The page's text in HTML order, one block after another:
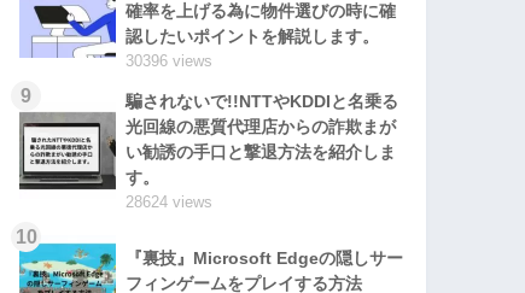
確率を上げる為に物件選びの時に確
認したいポイントを解説します。
30396 views
9
騙されないで!!NTTやKDDIと名乗る
光回線の悪質代理店からの詐欺まが
い勧誘の手口と撃退方法を紹介しま
す。
28624 views
10
『裏技』Microsoft Edgeの隠しサー
フィンゲームをプレイする方法